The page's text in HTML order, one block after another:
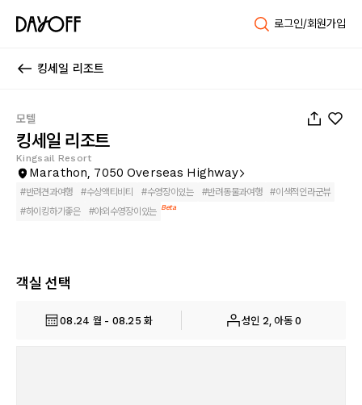
로그인/회원가입
킹세일 리조트
모텔
킹세일 리조트
Kingsail Resort
Marathon, 7050 Overseas Highway
#반려견과여행 #수상액티비티 #수영장이있는 #반려동물과여행 #이색적인라군뷰
#하이킹하기좋은 #야외수영장이있는 Beta
객실 선택
08.24 월 - 08.25 화 성인 2, 아동 0